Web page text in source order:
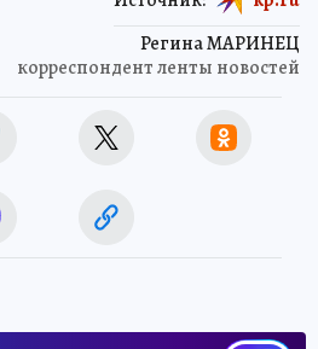
Регина МАРИНЕЦ
корреспондент ленты новостей